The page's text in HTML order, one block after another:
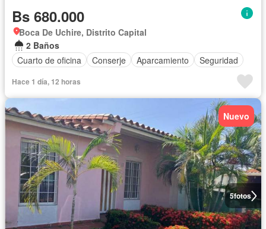
Bs 680.000
Boca De Uchire, Distrito Capital
2 Baños
Cuarto de oficina
Conserje Aparcamiento Seguridad
Hace 1 día, 12 horas
5fotos
Nuevo